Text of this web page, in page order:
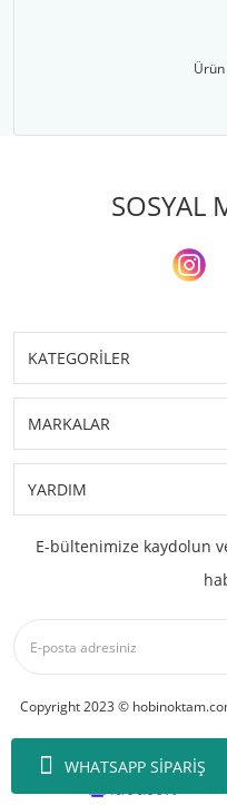
WHATSAPP SİPARİŞ
Ürün
SOSYAL
KATEGORİLER
MARKALAR
YARDIM
E-bültenimize kaydolun
Copyright 2023 ©